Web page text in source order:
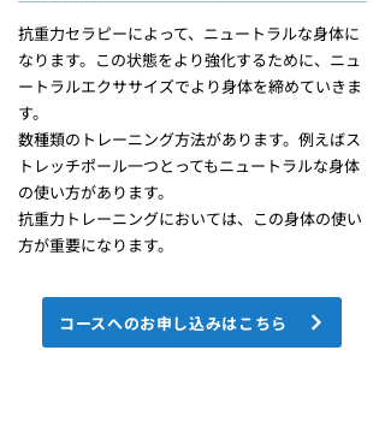
抗重力セラピーによって、ニュートラルな身体に
なります。この状態をより強化するために、ニュ
ートラルエクササイズでより身体を締めていきま
す。
数種類のトレーニング方法があります。例えばス
トレッチポール一つとってもニュートラルな身体
の使い方があります。
抗重力トレーニングにおいては、この身体の使い
方が重要になります。
コースへのお申し込みはこちら